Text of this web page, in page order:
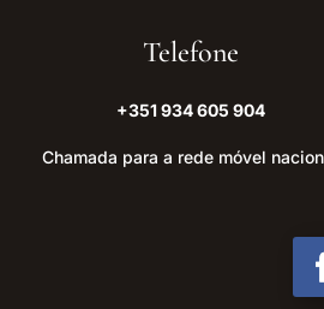
Telefone
+351 934 605 904
Chamada para a rede móvel